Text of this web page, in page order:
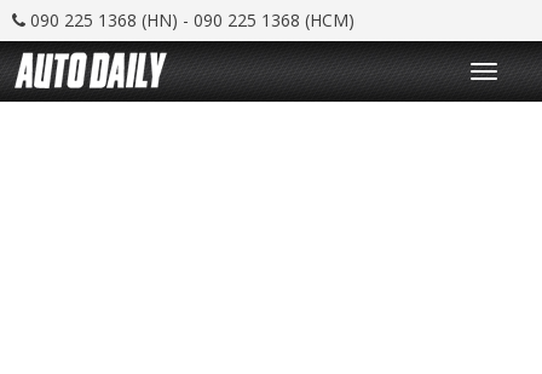
090 225 1368 (HN) - 090 225 1368 (HCM)
T
o
g